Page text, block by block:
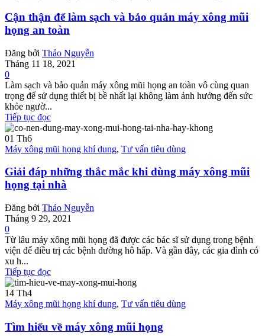
Cận thận để làm sạch và bảo quản máy xông mũi
họng an toàn
Đăng bởi Thảo Nguyễn
Tháng 11 18, 2021
0
Làm sạch và bảo quản máy xông mũi họng an toàn vô cùng quan
trọng để sử dụng thiết bị bề nhất lại không làm ảnh hưởng đến sức
khỏe ngườ...
Tiếp tục đọc
01 Th6
Máy xông mũi họng khí dung, Tư vấn tiêu dùng
Giải đáp những thắc mắc khi dùng máy xông mũi
họng tại nhà
Đăng bởi Thảo Nguyễn
Tháng 9 29, 2021
0
Từ lâu máy xông mũi họng đã được các bác sĩ sử dụng trong bệnh
viện để điều trị các bệnh đường hô hấp. Và gần đây, các gia đình có
xu h...
Tiếp tục đọc
14 Th4
Máy xông mũi họng khí dung, Tư vấn tiêu dùng
Tìm hiểu về máy xông mũi họng